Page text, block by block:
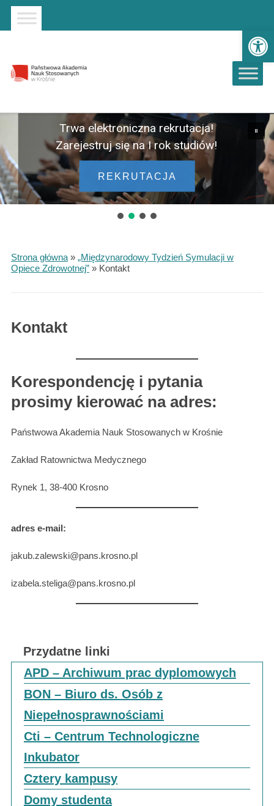
Strona główna
Przejdź do wyszukiwarki
Przejdź do menu głównego
REKRUTACJA
Trwa elektroniczna rekrutacja!
Zarejestruj się na I rok studiów!
Strona główna» „Międzynarodowy Tydzień Symulacji w
Opiece Zdrowotnej”» Kontakt
Kontakt
Korespondencję i pytania
prosimy kierować na adres:
Państwowa Akademia Nauk Stosowanych w Krośnie
Zakład Ratownictwa Medycznego
Rynek 1, 38-400 Krosno
adres e-mail:
jakub.zalewski@pans.krosno.pl
izabela.steliga@pans.krosno.pl
Przydatne linki
APD – Archiwum prac dyplomowych
BON – Biuro ds. Osób z
Niepełnosprawnościami
Cti – Centrum Technologiczne
Inkubator
Cztery kampusy
Domy studenta